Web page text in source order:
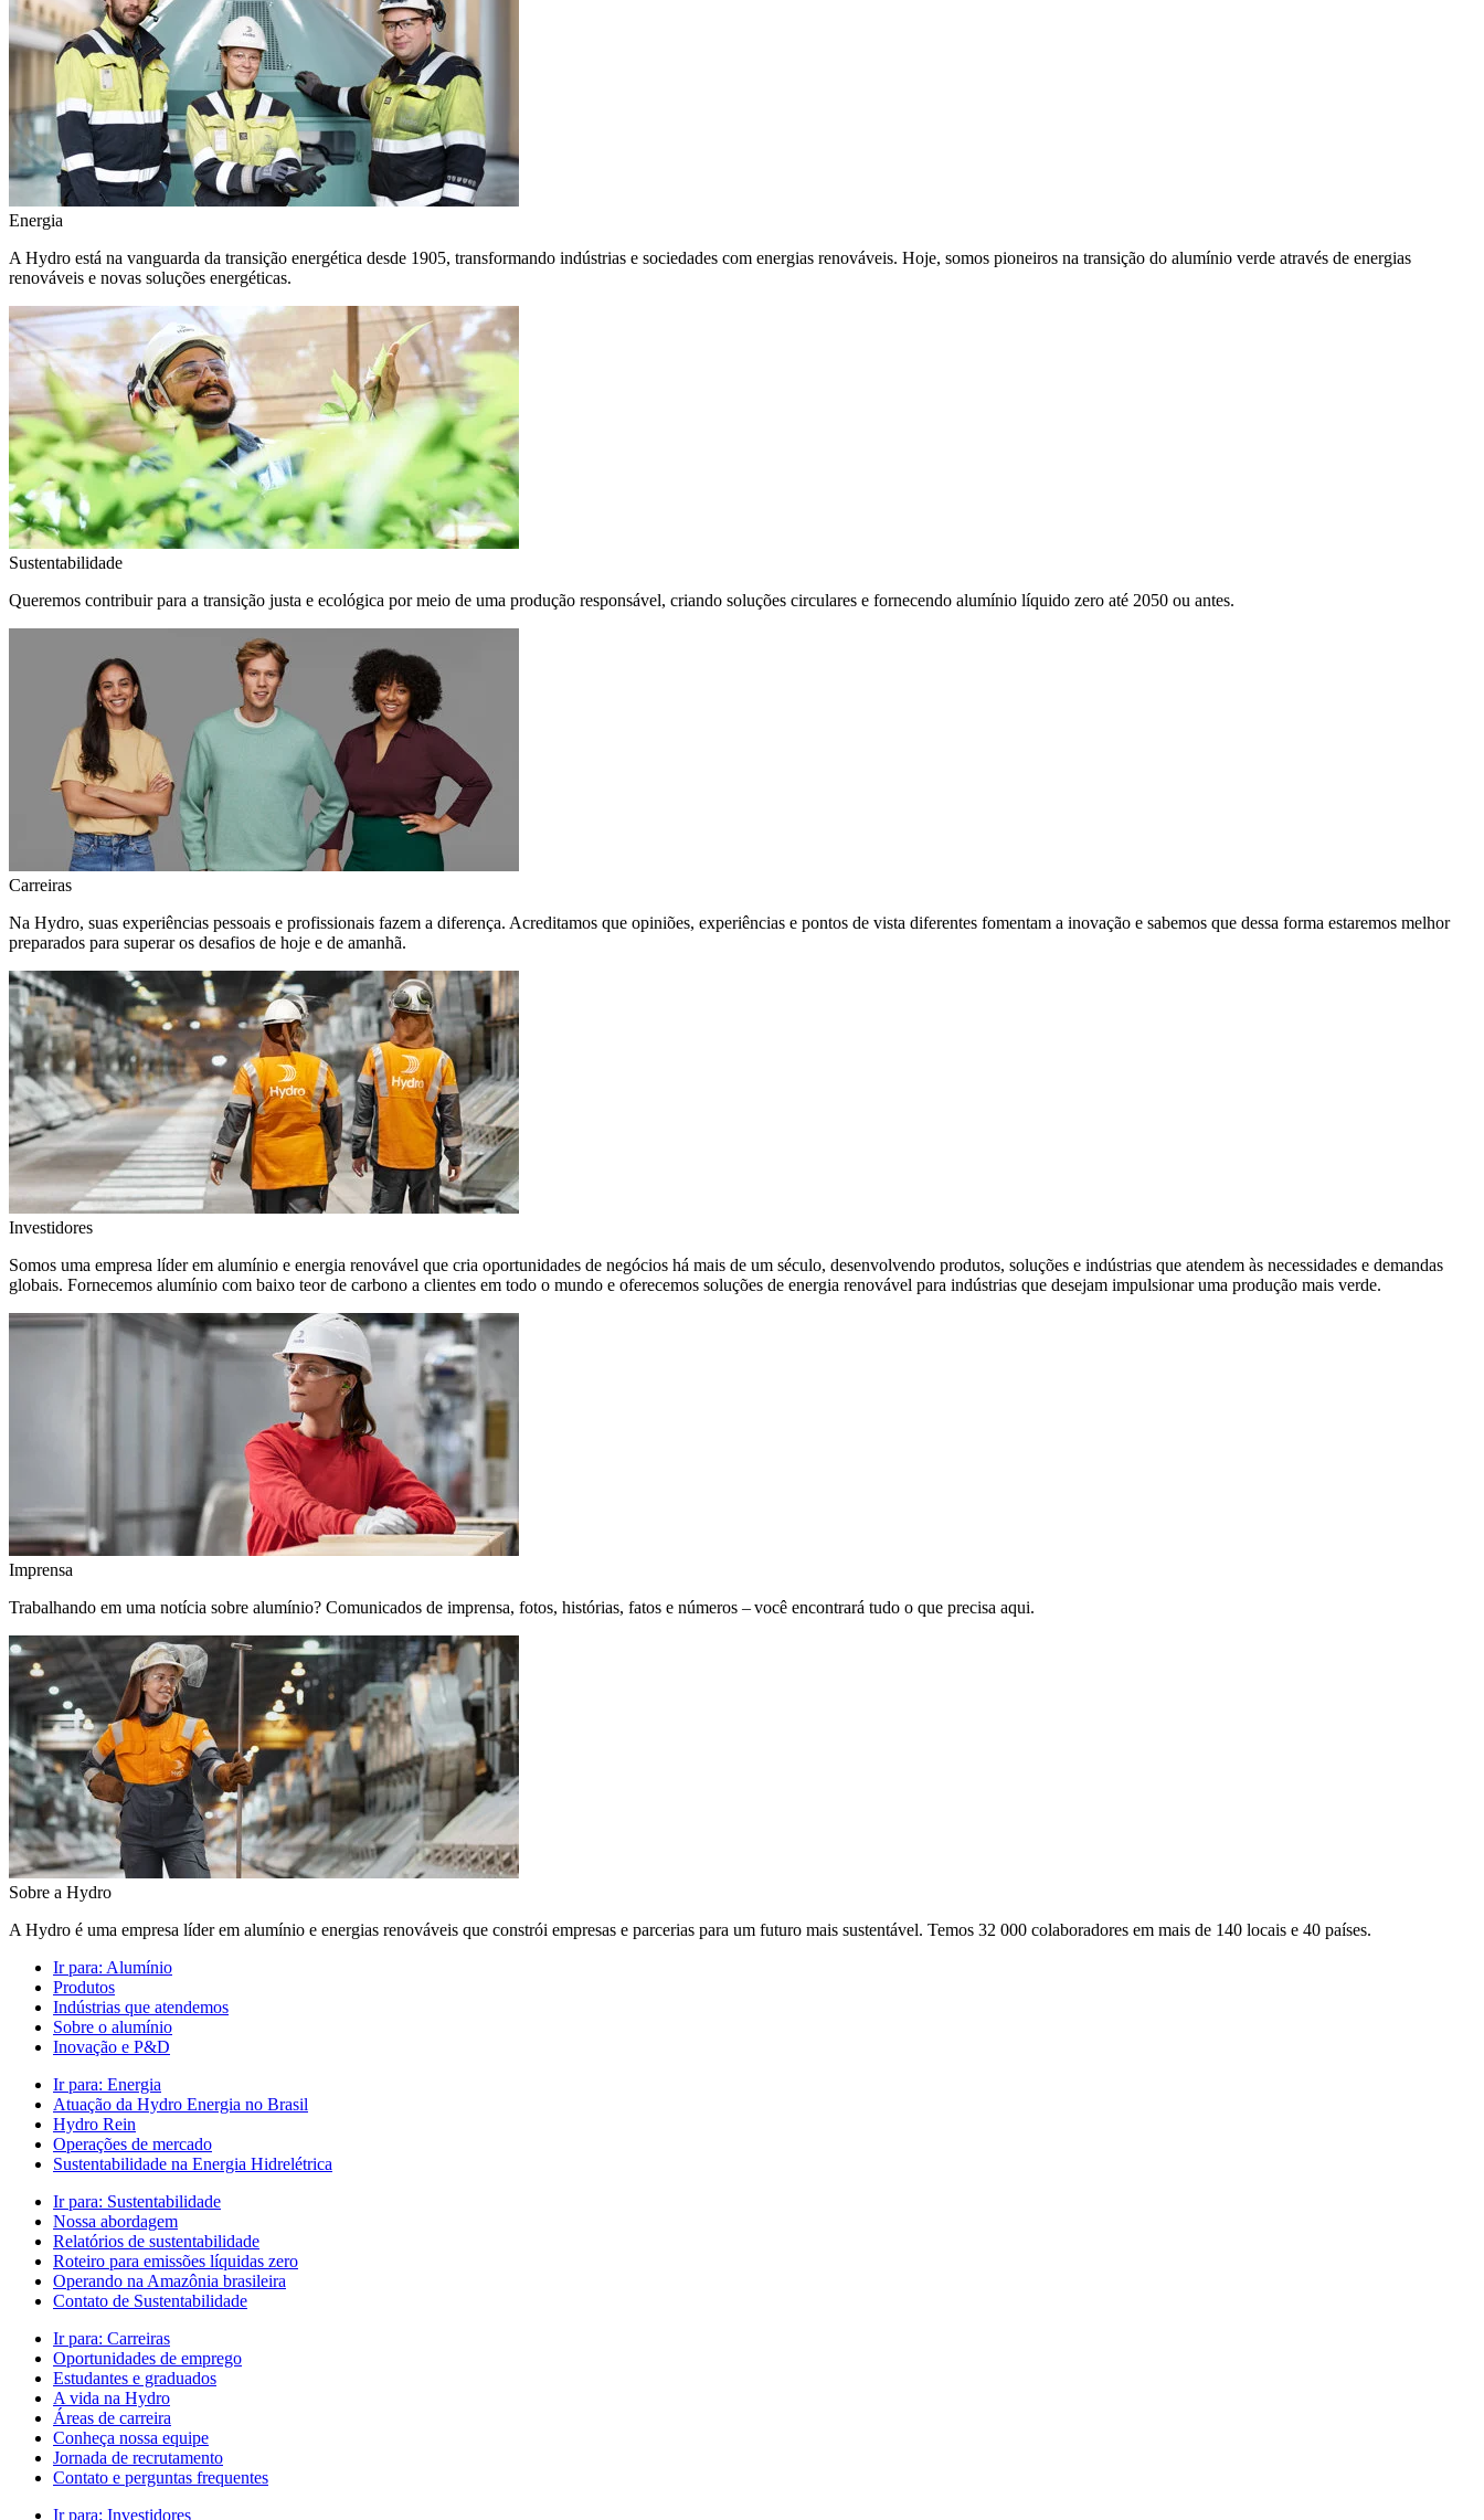
Energia
A Hydro está na vanguarda da transição energética desde 1905, transformando indústrias e sociedades com energias renováveis. Hoje, somos pioneiros na transição do alumínio verde através de energias
renováveis e novas soluções energéticas.
Sustentabilidade
Queremos contribuir para a transição justa e ecológica por meio de uma produção responsável, criando soluções circulares e fornecendo alumínio líquido zero até 2050 ou antes.
Carreiras
Na Hydro, suas experiências pessoais e profissionais fazem a diferença. Acreditamos que opiniões, experiências e pontos de vista diferentes fomentam a inovação e sabemos que dessa forma estaremos melhor
preparados para superar os desafios de hoje e de amanhã.
Investidores
Somos uma empresa líder em alumínio e energia renovável que cria oportunidades de negócios há mais de um século, desenvolvendo produtos, soluções e indústrias que atendem às necessidades e demandas
globais. Fornecemos alumínio com baixo teor de carbono a clientes em todo o mundo e oferecemos soluções de energia renovável para indústrias que desejam impulsionar uma produção mais verde.
Imprensa
Trabalhando em uma notícia sobre alumínio? Comunicados de imprensa, fotos, histórias, fatos e números – você encontrará tudo o que precisa aqui.
Sobre a Hydro
A Hydro é uma empresa líder em alumínio e energias renováveis que constrói empresas e parcerias para um futuro mais sustentável. Temos 32 000 colaboradores em mais de 140 locais e 40 países.
Ir para: Alumínio
Produtos
Indústrias que atendemos
Sobre o alumínio
Inovação e P&D
Ir para: Energia
Atuação da Hydro Energia no Brasil
Hydro Rein
Operações de mercado
Sustentabilidade na Energia Hidrelétrica
Ir para: Sustentabilidade
Nossa abordagem
Relatórios de sustentabilidade
Roteiro para emissões líquidas zero
Operando na Amazônia brasileira
Contato de Sustentabilidade
Ir para: Carreiras
Oportunidades de emprego
Estudantes e graduados
A vida na Hydro
Áreas de carreira
Conheça nossa equipe
Jornada de recrutamento
Contato e perguntas frequentes
Ir para: Investidores